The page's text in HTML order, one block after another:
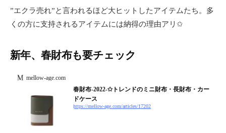
”エクラ売れ”と言われるほど大ヒットしたアイテムたち。多
くの方に支持されるアイテムには納得の理由アリ✩
新年、春財布も要チェック
mellow-age.com
春財布-2022-✩トレンドのミニ財布・長財布・カー
ドケース
https://mellow-age.com/articles/17202